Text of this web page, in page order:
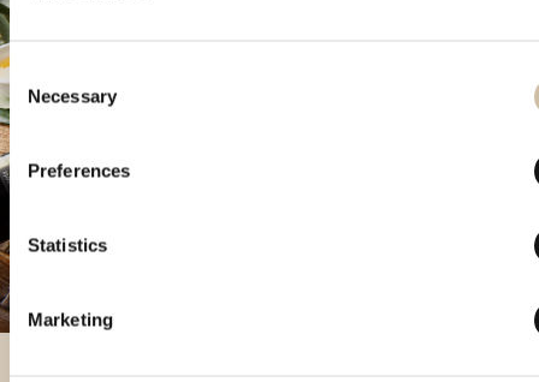
Consent
Selection
Necessary
Preferences
Statistics
Marketing